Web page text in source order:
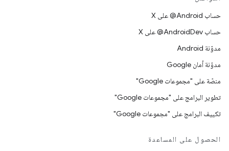
حساب ‎@Android على X
حساب ‎@AndroidDev على X
مدوّنة Android
مدوّنة أمان Google
منصّة على "مجموعات Google"
تطوير البرامج على "مجموعات Google"
تكييف البرامج على "مجموعات Google"
الحصول على المساعدة